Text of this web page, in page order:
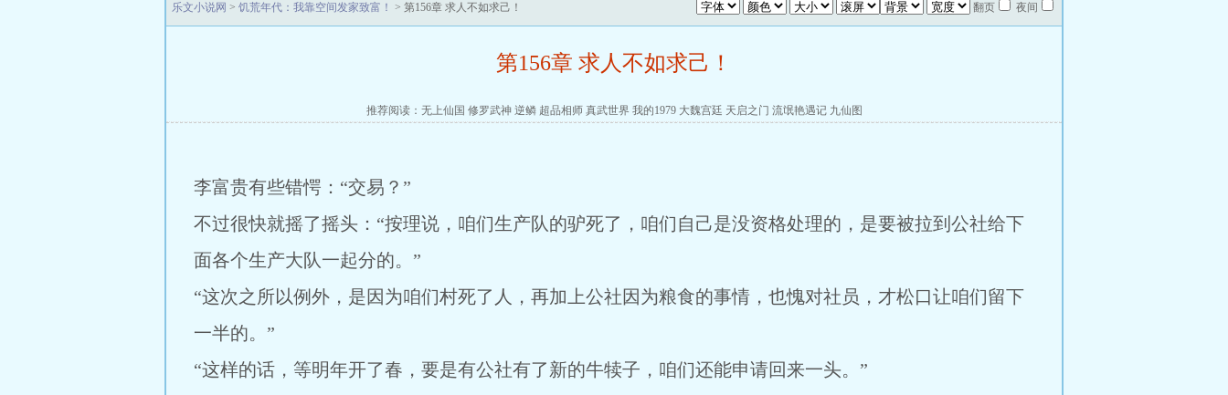
乐文小说网 > 饥荒年代：我靠空间发家致富！ > 第156章 求人不如求己！ 翻页 夜间
第156章 求人不如求己！
推荐阅读： 无上仙国 修罗武神 逆鳞 超品相师 真武世界 我的1979 大魏宫廷 天启之门 流氓艳遇记 九仙图
李富贵有些错愕：“交易？”
不过很快就摇了摇头：“按理说，咱们生产队的驴死了，咱们自己是没资格处理的，是要被拉到公社给下
面各个生产大队一起分的。”
“这次之所以例外，是因为咱们村死了人，再加上公社因为粮食的事情，也愧对社员，才松口让咱们留下
一半的。”
“这样的话，等明年开了春，要是有公社有了新的牛犊子，咱们还能申请回来一头。”